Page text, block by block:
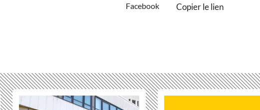
Facebook Copier le lien